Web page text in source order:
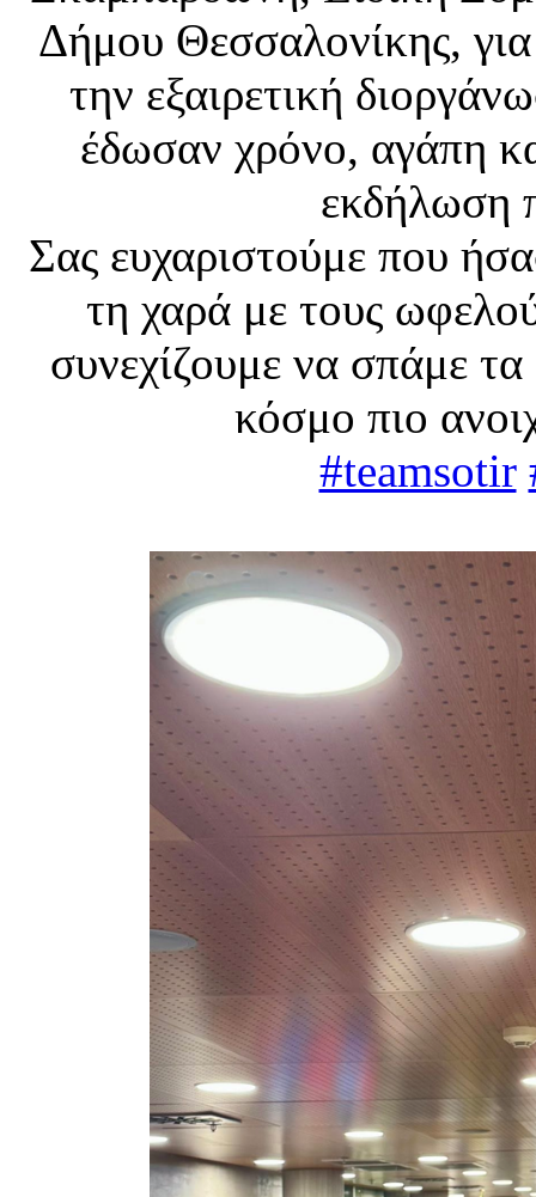
Δήμου Θεσσαλονίκης,
την εξαιρετική
έδωσαν χρόνο, αγάπη
εκδήλωση
Σας ευχαριστούμε που
τη χαρά με τους
συνεχίζουμε να σπάμε
κόσμο πιο
#teamsotir